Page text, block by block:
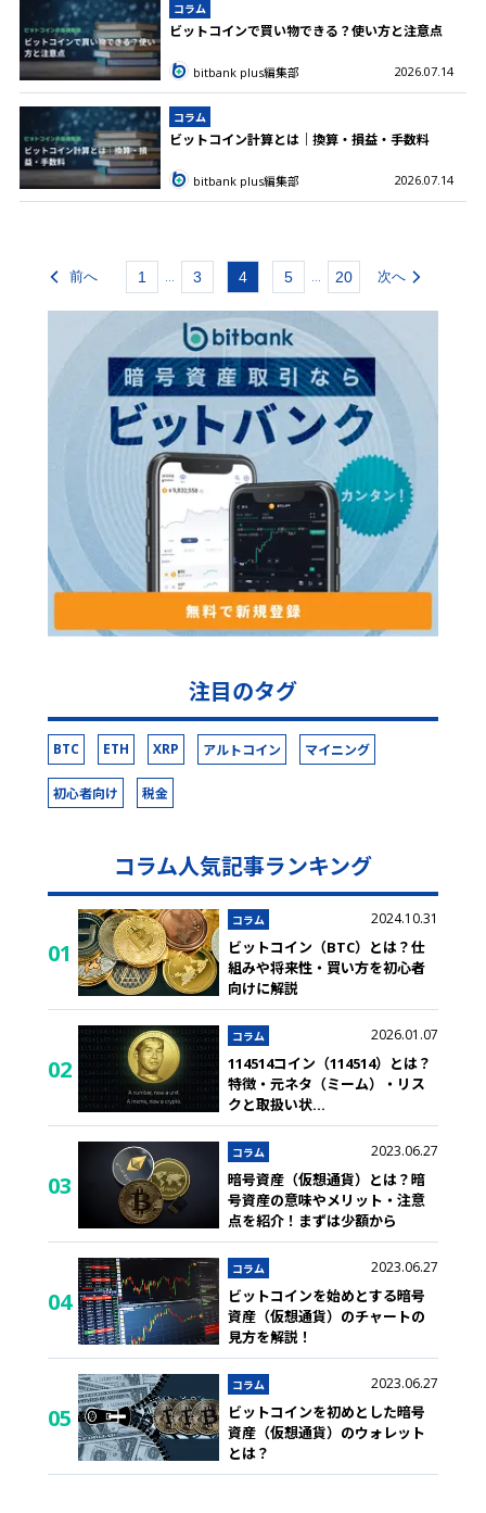
コラム
ビットコインで買い物できる？使い方と注意点
bitbank plus編集部 2026.07.14
コラム
ビットコイン計算とは｜換算・損益・手数料
bitbank plus編集部 2026.07.14
前へ 1 ... 3 4 5 ... 20 次へ
注目のタグ
BTC ETH XRP アルトコイン マイニング
初心者向け 税金
コラム人気記事ランキング
01
コラム 2024.10.31
ビットコイン（BTC）とは？仕
組みや将来性・買い方を初心者
向けに解説
02
コラム 2026.01.07
114514コイン（114514）とは？
特徴・元ネタ（ミーム）・リス
クと取扱い状...
03
コラム 2023.06.27
暗号資産（仮想通貨）とは？暗
号資産の意味やメリット・注意
点を紹介！まずは少額から
04
コラム 2023.06.27
ビットコインを始めとする暗号
資産（仮想通貨）のチャートの
見方を解説！
05
コラム 2023.06.27
ビットコインを初めとした暗号
資産（仮想通貨）のウォレット
とは？